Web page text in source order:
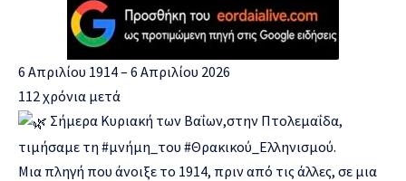
6 Απριλίου 1914 – 6 Απριλίου 2026
112 χρόνια μετά
Σήμερα Κυριακή των Βαΐων,στην Πτολεμαΐδα,
τιμήσαμε τη #μνήμη_του #Θρακικού_Ελληνισμού.
Μια πληγή που άνοιξε το 1914, πριν από τις άλλες, σε μια